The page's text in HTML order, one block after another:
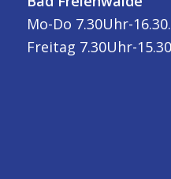
Mo-Do 7.30Uhr-
Freitag 7.30Uhr-